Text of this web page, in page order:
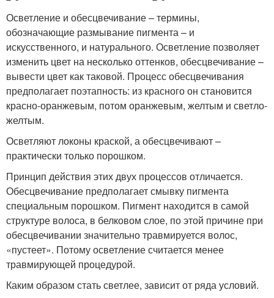
Осветление и обесцвечивание – термины,
обозначающие размывание пигмента – и
искусственного, и натурального. Осветление позволяет
изменить цвет на несколько оттенков, обесцвечивание –
вывести цвет как таковой. Процесс обесцвечивания
предполагает поэтапность: из красного он становится
красно-оранжевым, потом оранжевым, желтым и светло-
желтым.
Осветляют локоны краской, а обесцвечивают –
практически только порошком.
Принцип действия этих двух процессов отличается.
Обесцвечивание предполагает смывку пигмента
специальным порошком. Пигмент находится в самой
структуре волоса, в белковом слое, по этой причине при
обесцвечивании значительно травмируется волос,
«пустеет». Потому осветление считается менее
травмирующей процедурой.
Каким образом стать светлее, зависит от ряда условий.